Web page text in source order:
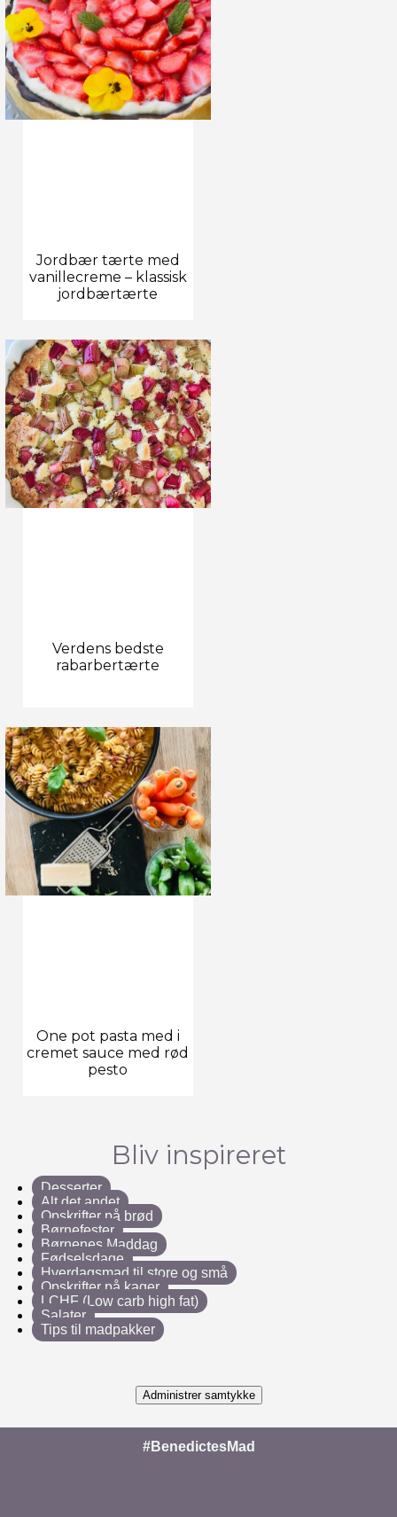
Jordbær tærte med
vanillecreme – klassisk
jordbærtærte
Verdens bedste
rabarbertærte
One pot pasta med i
cremet sauce med rød
pesto
Bliv inspireret
Desserter
Alt det andet
Opskrifter på brød
Børnefester
Børnenes Maddag
Fødselsdage
Hverdagsmad til store og små
Opskrifter på kager
LCHF (Low carb high fat)
Salater
Tips til madpakker
Administrer samtykke
#BenedictesMad